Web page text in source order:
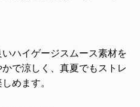
ハイゲージスムース素材を
で涼しく、真夏でもストレ
めます。